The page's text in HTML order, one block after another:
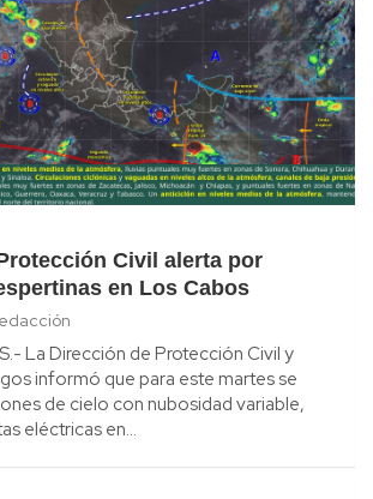
Civil alerta por
en Los Cabos
La Dirección de Protección Civil y
informó que para este martes se
de cielo con nubosidad variable,
eléctricas en…